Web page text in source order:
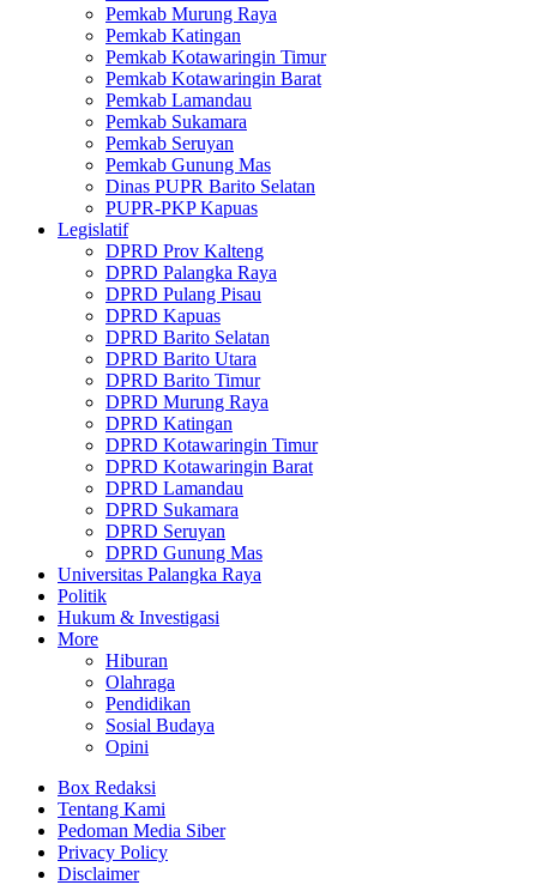
Pemkab Murung Raya
Pemkab Katingan
Pemkab Kotawaringin Timur
Pemkab Kotawaringin Barat
Pemkab Lamandau
Pemkab Sukamara
Pemkab Seruyan
Pemkab Gunung Mas
Dinas PUPR Barito Selatan
PUPR-PKP Kapuas
Legislatif
DPRD Prov Kalteng
DPRD Palangka Raya
DPRD Pulang Pisau
DPRD Kapuas
DPRD Barito Selatan
DPRD Barito Utara
DPRD Barito Timur
DPRD Murung Raya
DPRD Katingan
DPRD Kotawaringin Timur
DPRD Kotawaringin Barat
DPRD Lamandau
DPRD Sukamara
DPRD Seruyan
DPRD Gunung Mas
Universitas Palangka Raya
Politik
Hukum & Investigasi
More
Hiburan
Olahraga
Pendidikan
Sosial Budaya
Opini
Box Redaksi
Tentang Kami
Pedoman Media Siber
Privacy Policy
Disclaimer